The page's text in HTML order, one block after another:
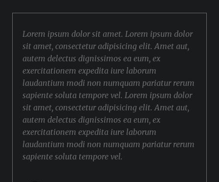
Lorem ipsum dolor sit amet. Lorem ipsum dolor
sit amet, consectetur adipisicing elit. Amet aut,
autem delectus dignissimos ea eum, ex
exercitationem expedita iure laborum
laudantium modi non numquam pariatur rerum
sapiente soluta tempore vel. Lorem ipsum dolor
sit amet, consectetur adipisicing elit. Amet aut,
autem delectus dignissimos ea eum, ex
exercitationem expedita iure laborum
laudantium modi non numquam pariatur rerum
sapiente soluta tempore vel.